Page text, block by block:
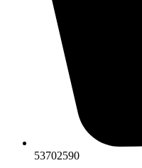
53702590